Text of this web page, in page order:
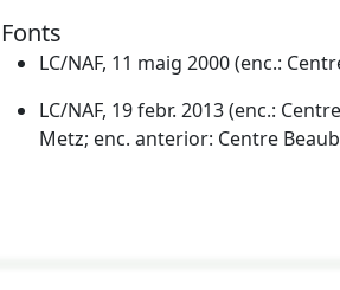
Fonts
LC/NAF, 11 maig 2000 (enc.:
LC/NAF, 19 febr. 2013 (enc.:
Metz; enc. anterior: Centre